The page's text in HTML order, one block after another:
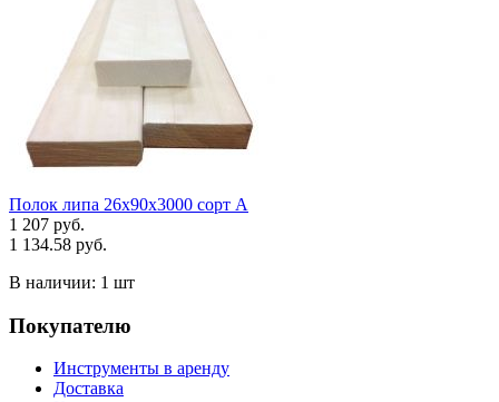
Полок липа 26х90х3000 сорт А
1 207 руб.
1 134.58 руб.
В наличии: 1 шт
Покупателю
Инструменты в аренду
Доставка